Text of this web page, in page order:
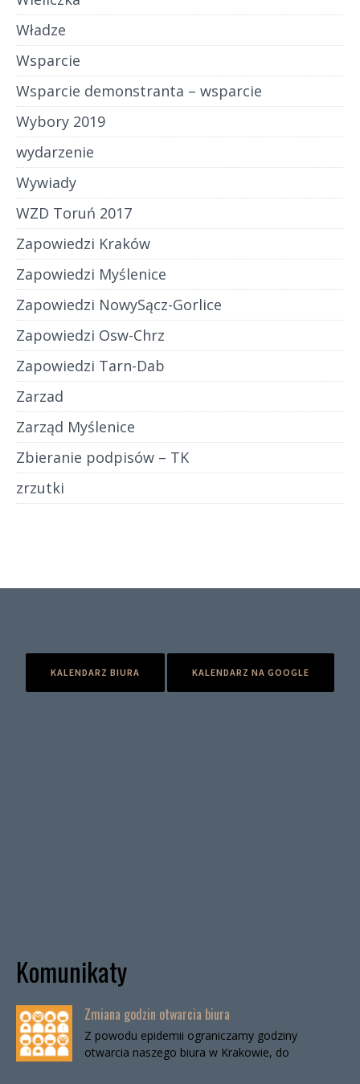
Władze
Wsparcie
Wsparcie demonstranta – wsparcie
Wybory 2019
wydarzenie
Wywiady
WZD Toruń 2017
Zapowiedzi Kraków
Zapowiedzi Myślenice
Zapowiedzi NowySącz-Gorlice
Zapowiedzi Osw-Chrz
Zapowiedzi Tarn-Dab
Zarzad
Zarząd Myślenice
Zbieranie podpisów – TK
zrzutki
KALENDARZ BIURA KALENDARZ NA GOOGLE
Komunikaty
Zmiana godzin otwarcia biura
Z powodu epidemii ograniczamy godziny
otwarcia naszego biura w Krakowie, do